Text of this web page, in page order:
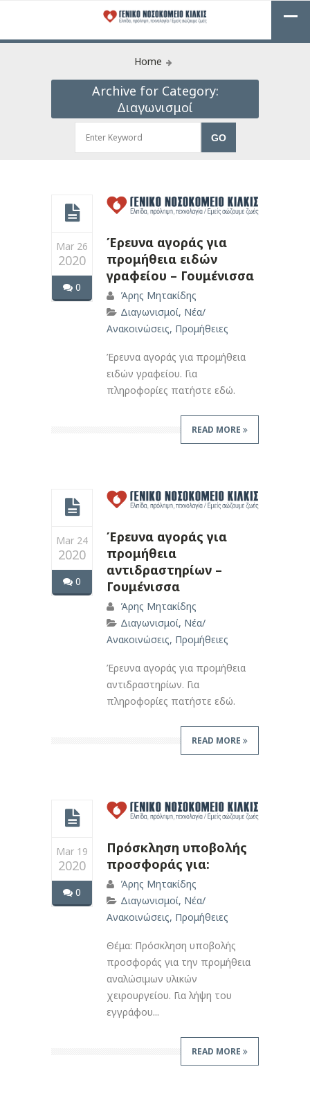
Home
Archive for Category:
Διαγωνισμοί
Mar 26
2020
0
Έρευνα αγοράς για
προμήθεια ειδών
γραφείου – Γουμένισσα
Άρης Μητακίδης
Διαγωνισμοί, Νέα/
Ανακοινώσεις, Προμήθειες
Έρευνα αγοράς για προμήθεια
ειδών γραφείου. Για
πληροφορίες πατήστε εδώ.
READ MORE
Mar 24
2020
0
Έρευνα αγοράς για
προμήθεια
αντιδραστηρίων –
Γουμένισσα
Άρης Μητακίδης
Διαγωνισμοί, Νέα/
Ανακοινώσεις, Προμήθειες
Έρευνα αγοράς για προμήθεια
αντιδραστηρίων. Για
πληροφορίες πατήστε εδώ.
READ MORE
Mar 19
2020
0
Πρόσκληση υποβολής
προσφοράς για:
Άρης Μητακίδης
Διαγωνισμοί, Νέα/
Ανακοινώσεις, Προμήθειες
Θέμα: Πρόσκληση υποβολής
προσφοράς για την προμήθεια
αναλώσιμων υλικών
χειρουργείου. Για λήψη του
εγγράφου...
READ MORE